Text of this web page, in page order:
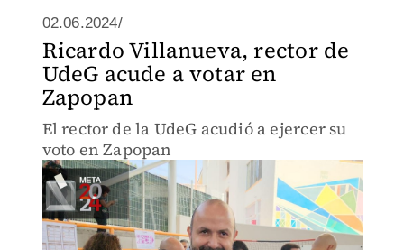
02.06.2024/
Ricardo Villanueva, rector de
UdeG acude a votar en
Zapopan
El rector de la UdeG acudió a ejercer su
voto en Zapopan